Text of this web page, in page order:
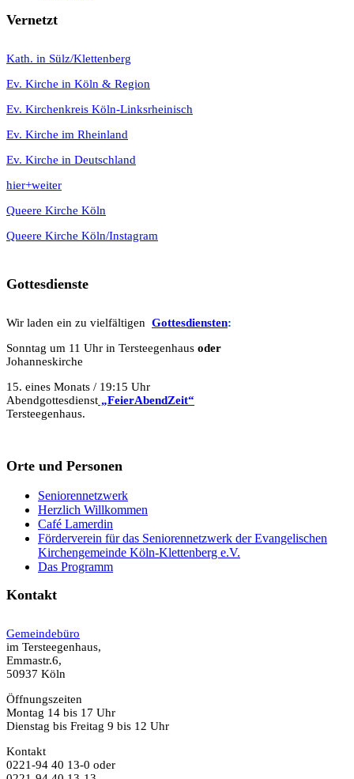
Vernetzt
Kath. in Sülz/Klettenberg
Ev. Kirche in Köln & Region
Ev. Kirchenkreis Köln-Linksrheinisch
Ev. Kirche im Rheinland
Ev. Kirche in Deutschland
hier+weiter
Queere Kirche Köln
Queere Kirche Köln/Instagram
Gottesdienste
Wir laden ein zu vielfältigen Gottesdiensten:
Sonntag um 11 Uhr in Tersteegenhaus oder
Johanneskirche
15. eines Monats / 19:15 Uhr
Abendgottesdienst „FeierAbendZeit“
Tersteegenhaus.
Orte und Personen
Seniorennetzwerk
Herzlich Willkommen
Café Lamerdin
Förderverein für das Seniorennetzwerk der Evangelischen
Kirchengemeinde Köln-Klettenberg e.V.
Das Programm
Kontakt
Gemeindebüro
im Tersteegenhaus,
Emmastr.6,
50937 Köln
Öffnungszeiten
Montag 14 bis 17 Uhr
Dienstag bis Freitag 9 bis 12 Uhr
Kontakt
0221-94 40 13-0 oder